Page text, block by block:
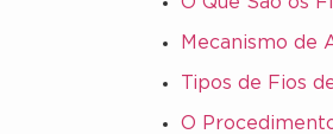
Mecanismo de
Tipos de Fios
O